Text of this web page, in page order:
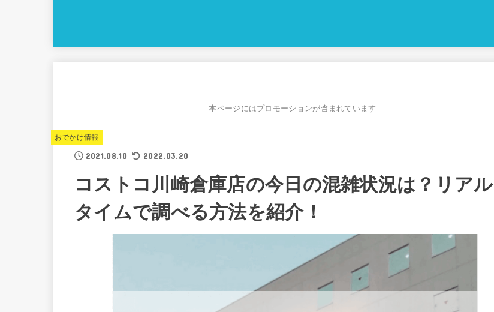
本ページにはプロモーションが含まれています
おでかけ情報
2021.08.10 2022.03.20
コストコ川崎倉庫店の今日の混雑状況は？リアル
タイムで調べる方法を紹介！